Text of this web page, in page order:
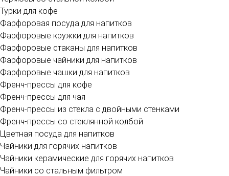
Турки для кофе
Фарфоровая посуда для напитков
Фарфоровые кружки для напитков
Фарфоровые стаканы для напитков
Фарфоровые чайники для напитков
Фарфоровые чашки для напитков
Френч-прессы для кофе
Френч-прессы для чая
Френч-прессы из стекла с двойными стенками
Френч-прессы со стеклянной колбой
Цветная посуда для напитков
Чайники для горячих напитков
Чайники керамические для горячих напитков
Чайники со стальным фильтром